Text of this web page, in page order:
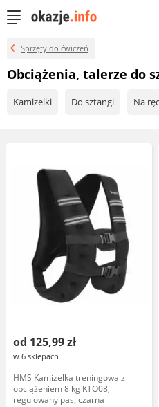
Sprzęty do ćwiczeń
Obciążenia, talerze do
Kamizelki Do sztangi Na
od 125,99 zł
w 6 sklepach
HMS Kamizelka treningowa z
obciążeniem 8 kg KTO08,
regulowany pas, czarna